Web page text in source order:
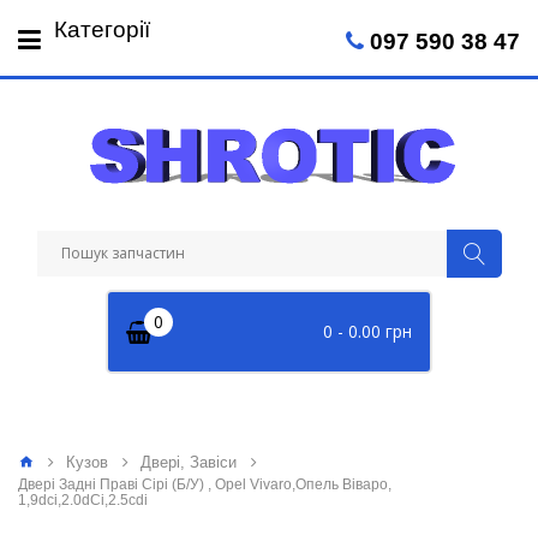
Сб: 09:00 - 14:00
0 - 0.00 грн
0
097 590 38 47
Категорії
Кузов Двері, Завіси
Двері Задні Праві Сірі (Б/У) , Opel Vivaro,Опель Віваро,
1,9dci,2.0dCi,2.5cdi